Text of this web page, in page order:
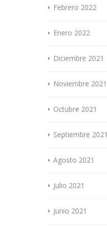
Febrero 2022
Enero 2022
Diciembre 2021
Noviembre 2021
Octubre 2021
Septiembre 2021
Agosto 2021
Julio 2021
Junio 2021